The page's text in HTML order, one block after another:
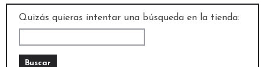
Quizás quieras intentar una búsqueda en la tienda: